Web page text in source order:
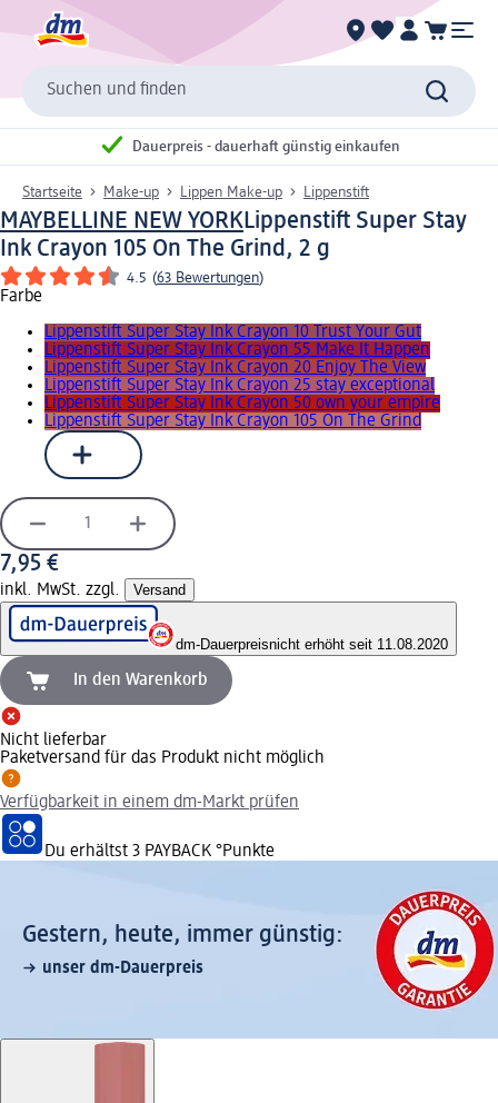
Suchen und finden
Dauerpreis - dauerhaft günstig einkaufen
Startseite Make-up Lippen Make-up Lippenstift
MAYBELLINE NEW YORKLippenstift Super Stay
Ink Crayon 105 On The Grind, 2 g
4.5 (63 Bewertungen)
Farbe
Lippenstift Super Stay Ink Crayon 10 Trust Your Gut
Lippenstift Super Stay Ink Crayon 55 Make It Happen
Lippenstift Super Stay Ink Crayon 20 Enjoy The View
Lippenstift Super Stay Ink Crayon 25 stay exceptional
Lippenstift Super Stay Ink Crayon 50 own your empire
Lippenstift Super Stay Ink Crayon 105 On The Grind
7,95 €
inkl. MwSt. zzgl. Versand
dm-Dauerpreisnicht erhöht seit 11.08.2020
In den Warenkorb
Nicht lieferbar
Paketversand für das Produkt nicht möglich
Verfügbarkeit in einem dm-Markt prüfen
Du erhältst 3 PAYBACK °Punkte
Gestern, heute, immer günstig:
unser dm-Dauerpreis